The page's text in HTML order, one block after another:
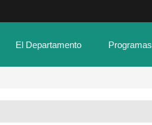
El Departamento Programas